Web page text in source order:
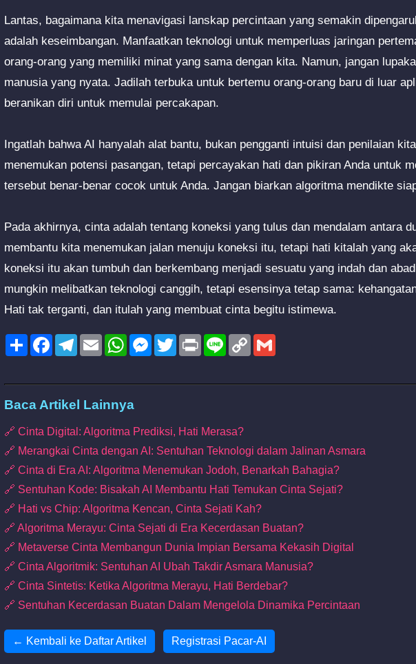
Lantas, bagaimana kita menavigasi lanskap percintaan yang semakin
adalah keseimbangan. Manfaatkan teknologi untuk memperluas jaringan
orang-orang yang memiliki minat yang sama dengan kita. Namun, jangan
manusia yang nyata. Jadilah terbuka untuk bertemu orang-orang baru di luar
beranikan diri untuk memulai percakapan.
Ingatlah bahwa AI hanyalah alat bantu, bukan pengganti intuisi dan penilaian
menemukan potensi pasangan, tetapi percayakan hati dan pikiran Anda untuk
tersebut benar-benar cocok untuk Anda. Jangan biarkan algoritma mendikte
Pada akhirnya, cinta adalah tentang koneksi yang tulus dan mendalam antara
membantu kita menemukan jalan menuju koneksi itu, tetapi hati kitalah yang
koneksi itu akan tumbuh dan berkembang menjadi sesuatu yang indah dan
mungkin melibatkan teknologi canggih, tetapi esensinya tetap sama:
Hati tak terganti, dan itulah yang membuat cinta begitu istimewa.
ShareFacebookTelegram
EmailWhatsAppMessenger
TwitterPrint Line Copy
Link
Baca Artikel Lainnya
🔗 Cinta Digital: Algoritma Prediksi, Hati Merasa?
🔗 Merangkai Cinta dengan AI: Sentuhan Teknologi dalam Jalinan Asmara
🔗 Cinta di Era AI: Algoritma Menemukan Jodoh, Benarkah Bahagia?
🔗 Sentuhan Kode: Bisakah AI Membantu Hati Temukan Cinta Sejati?
🔗 Hati vs Chip: Algoritma Kencan, Cinta Sejati Kah?
🔗 Algoritma Merayu: Cinta Sejati di Era Kecerdasan Buatan?
🔗 Metaverse Cinta Membangun Dunia Impian Bersama Kekasih Digital
🔗 Cinta Algoritmik: Sentuhan AI Ubah Takdir Asmara Manusia?
🔗 Cinta Sintetis: Ketika Algoritma Merayu, Hati Berdebar?
🔗 Sentuhan Kecerdasan Buatan Dalam Mengelola Dinamika Percintaan
← Kembali ke Daftar Artikel Registrasi Pacar-AI